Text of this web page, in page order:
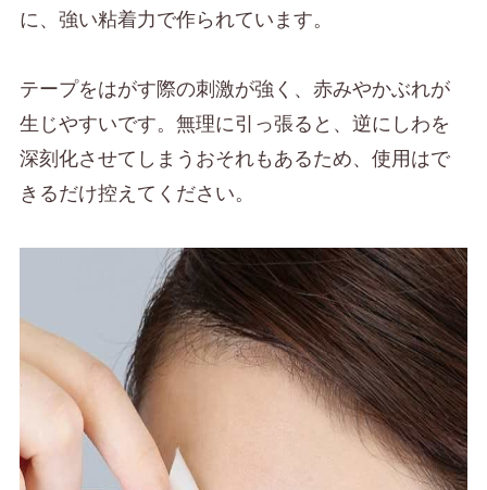
に、強い粘着力で作られています。
テープをはがす際の刺激が強く、赤みやかぶれが
生じやすいです。無理に引っ張ると、逆にしわを
深刻化させてしまうおそれもあるため、使用はで
きるだけ控えてください。